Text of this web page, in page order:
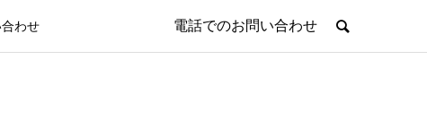
わせ 電話でのお問い合わせ